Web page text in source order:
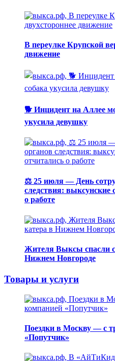
В переулке Крупской
движение
🐕 Инцидент на Аллее
укусила девушку
⚖️ 25 июля — День
следствия: выксунские
о работе
Жителя Выксы спасли
Нижнем Новгороде
Товары и услуги
Поездки в Москву — с
«Попутчик»